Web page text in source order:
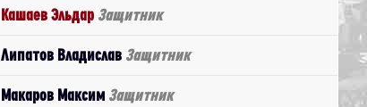
Кашаев Эльдар Защитник
Липатов Владислав Защитник
Макаров Максим Защитник